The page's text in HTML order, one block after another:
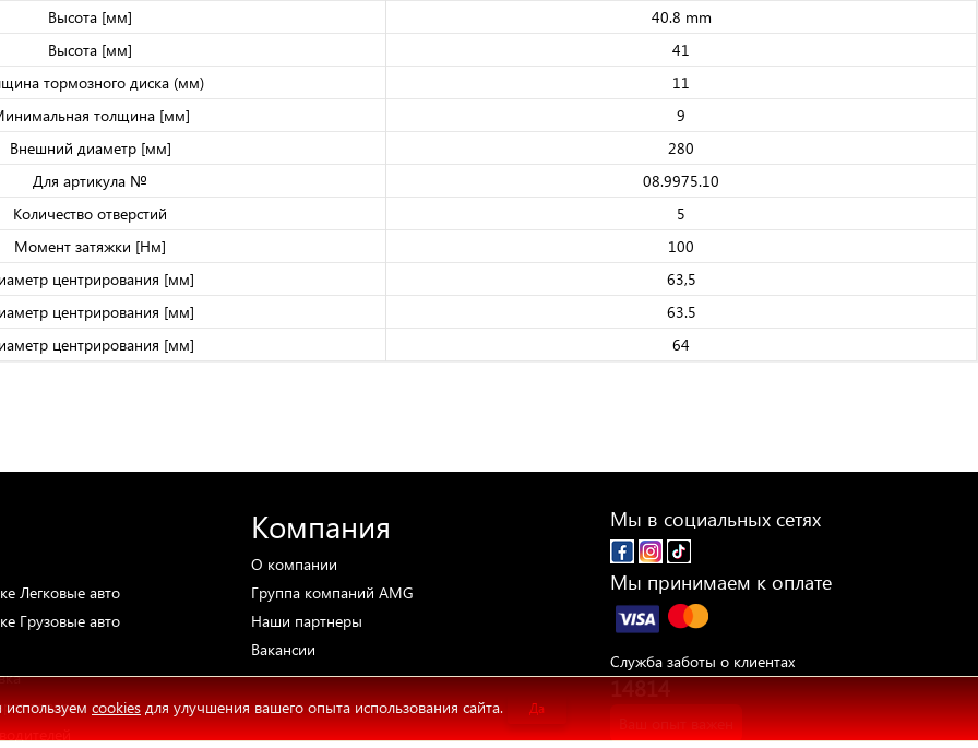
cookiesдля улучшения вашего опыта использования сайта. Да
Высота [мм]
40.8 mm
Высота [мм]
41
тормозного диска (мм)
11
толщина [мм]
9
Внешний диаметр [мм]
280
Для артикула №
08.9975.10
Количество отверстий
5
Момент затяжки [Нм]
100
центрирования [мм]
63,5
центрирования [мм]
63.5
центрирования [мм]
64
Легковые авто
Грузовые авто
товара
Компания
О компании
Группа компаний AMG
Наши партнеры
Вакансии
Мы в социальных сетях
Мы принимаем к оплате
Служба заботы о клиентах
14814
Ваш опыт важен